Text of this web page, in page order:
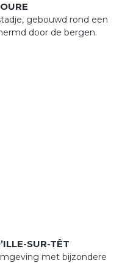
gebouwd rond een
door de bergen.
SUR-TÊT
met bijzondere